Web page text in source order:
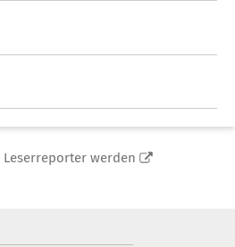
Leserreporter werden